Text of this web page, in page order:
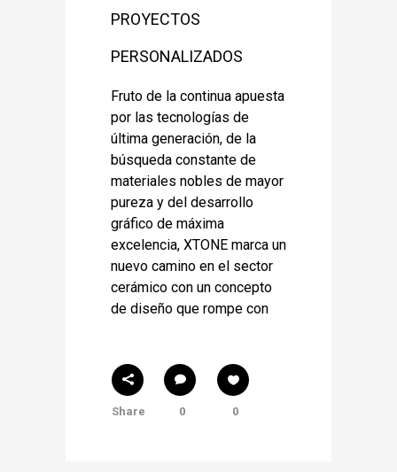
PROYECTOS
PERSONALIZADOS
Fruto de la continua apuesta
por las tecnologías de
última generación, de la
búsqueda constante de
materiales nobles de mayor
pureza y del desarrollo
gráfico de máxima
excelencia, XTONE marca un
nuevo camino en el sector
cerámico con un concepto
de diseño que rompe con
Share 0 0